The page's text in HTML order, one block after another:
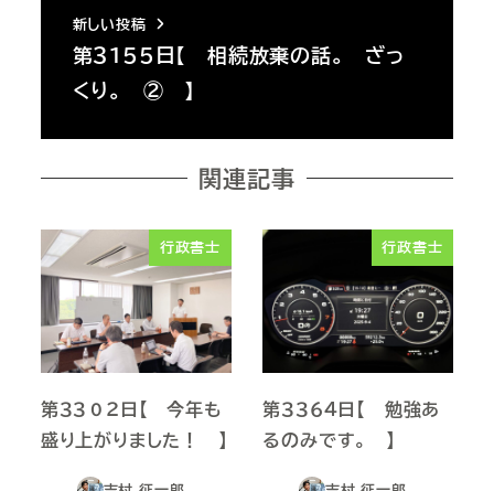
新しい投稿
第３１５５日【 相続放棄の話。 ざっ
くり。 ② 】
関連記事
行政書士
第３３０２日【 今年も
盛り上がりました！ 】
行政書士
第３３６４日【 勉強あ
るのみです。 】